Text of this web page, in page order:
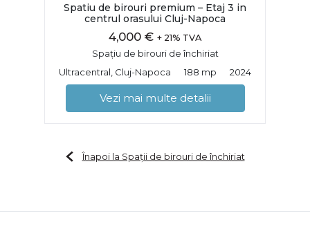
Spatiu de birouri premium – Etaj 3 in
centrul orasului Cluj-Napoca
4,000 € + 21% TVA
Spațiu de birouri de închiriat
Ultracentral, Cluj-Napoca
188 mp 2024
Vezi mai multe detalii
Înapoi la Spații de birouri de închiriat